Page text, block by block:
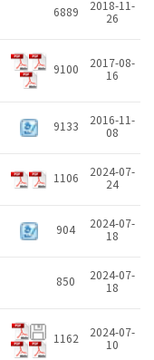
6889
2018-11-
26
9100
2017-08-
16
9133
2016-11-
08
1106
2024-07-
24
904
2024-07-
18
850
2024-07-
18
1162
2024-07-
10